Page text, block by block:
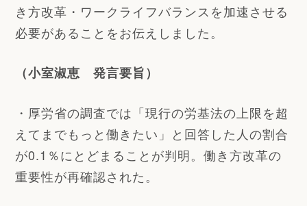
き方改革・ワークライフバランスを加速させる
必要があることをお伝えしました。
（小室淑恵 発言要旨）
・厚労省の調査では「現行の労基法の上限を超
えてまでもっと働きたい」と回答した人の割合
が0.1％にとどまることが判明。働き方改革の
重要性が再確認された。